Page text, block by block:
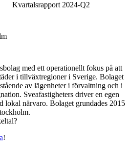
Kvartalsrapport 2024-Q2
med ett operationellt fokus på att
i tillväxtregioner i Sverige. Bolaget
av lägenheter i förvaltning och i
Sveafastigheters driver en egen
lokal närvaro. Bolaget grundades 2015
!